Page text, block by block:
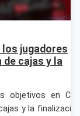
los jugadores
cajas y la
objetivos en
y la